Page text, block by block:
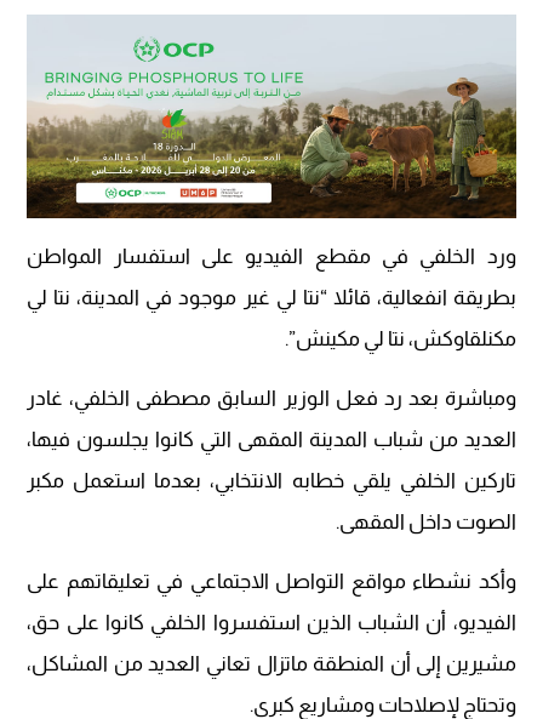
ورد الخلفي في مقطع الفيديو على استفسار المواطن
بطريقة انفعالية، قائلا “نتا لي غير موجود في المدينة، نتا لي
مكنلقاوكش، نتا لي مكينش”.
ومباشرة بعد رد فعل الوزير السابق مصطفى الخلفي، غادر
العديد من شباب المدينة المقهى التي كانوا يجلسون فيها،
تاركين الخلفي يلقي خطابه الانتخابي، بعدما استعمل مكبر
الصوت داخل المقهى.
وأكد نشطاء مواقع التواصل الاجتماعي في تعليقاتهم على
الفيديو، أن الشباب الذين استفسروا الخلفي كانوا على حق،
مشيرين إلى أن المنطقة ماتزال تعاني العديد من المشاكل،
وتحتاج لإصلاحات ومشاريع كبرى.